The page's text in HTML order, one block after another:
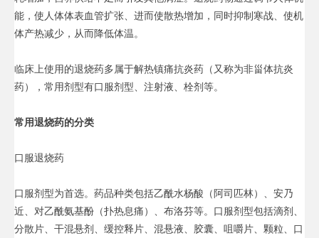
能，使人体体表血管扩张、进而使散热增加，同时抑制寒战、使机
体产热减少，从而降低体温。
临床上使用的退烧药多属于解热镇痛抗炎药（又称为非甾体抗炎
药），常用剂型有口服剂型、注射液、栓剂等。
常用退烧药的分类
口服退烧药
口服剂型为首选。药品种类包括乙酰水杨酸（阿司匹林）、安乃
近、对乙酰氨基酚（扑热息痛）、布洛芬等。口服剂型包括滴剂、
分散片、干混悬剂、缓控释片、混悬液、胶囊、咀嚼片、颗粒、口